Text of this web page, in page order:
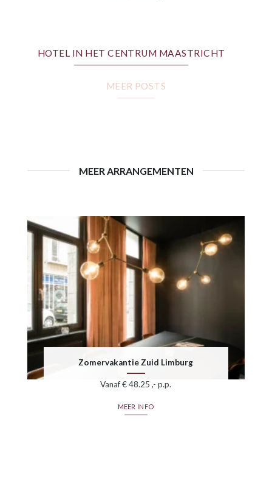
HOTEL IN HET CENTRUM MAASTRICHT
MEER POSTS
MEER ARRANGEMENTEN
Zomervakantie Zuid Limburg
Vanaf € 48.25 ,- p.p.
MEER INFO